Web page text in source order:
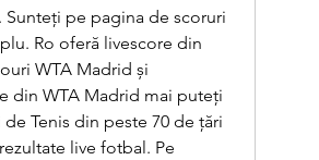
pe pagina de scoruri
Ro oferă livescore din
WTA Madrid și
din WTA Madrid mai puteți
Tenis din peste 70 de țări
live fotbal. Pe